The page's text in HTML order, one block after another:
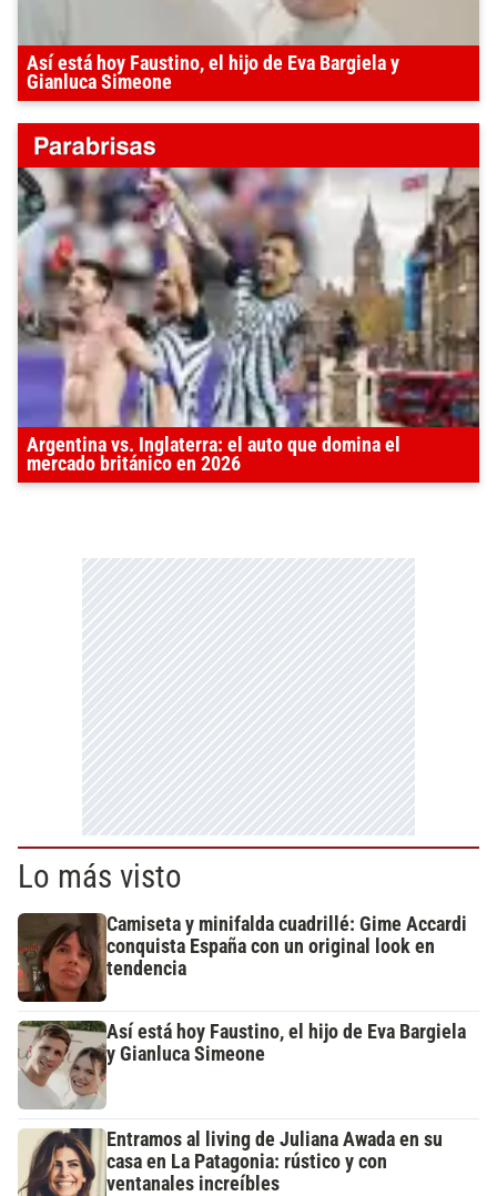
Así está hoy Faustino, el hijo de Eva Bargiela y
Gianluca Simeone
Argentina vs. Inglaterra: el auto que domina el
mercado británico en 2026
Lo más visto
Camiseta y minifalda cuadrillé: Gime Accardi
conquista España con un original look en
tendencia
Así está hoy Faustino, el hijo de Eva Bargiela
y Gianluca Simeone
Entramos al living de Juliana Awada en su
casa en La Patagonia: rústico y con
ventanales increíbles